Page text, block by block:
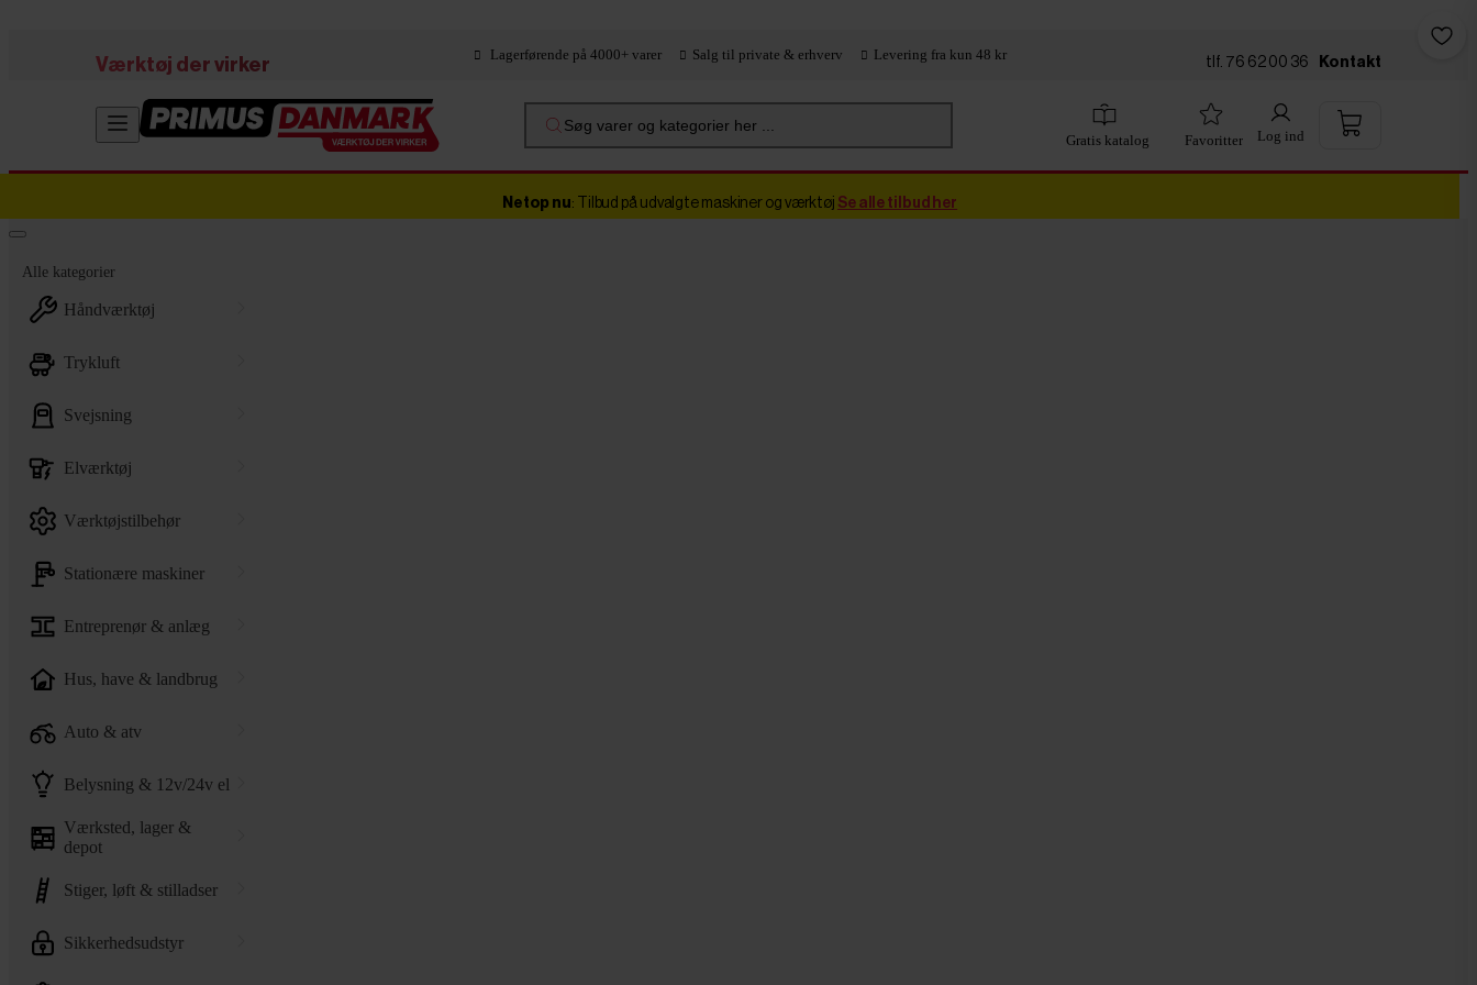
Værktøj der virker
Lagerførende på 4000+ varer Salg til private & erhverv Levering fra kun 48 kr tlf. 76 62 00 36 Kontakt
Søg varer og kategorier her ...
Gratis katalog Favoritter Log ind
Netop nu: Tilbud på udvalgte maskiner og værktøj Se alle tilbud her
Alle kategorier
håndværktøj
trykluft
svejsning
elværktøj
værktøjstilbehør
stationære maskiner
entreprenør & anlæg
hus, have & landbrug
auto & atv
belysning & 12v/24v el
værksted, lager &
depot
stiger, løft & stilladser
sikkerhedsudstyr